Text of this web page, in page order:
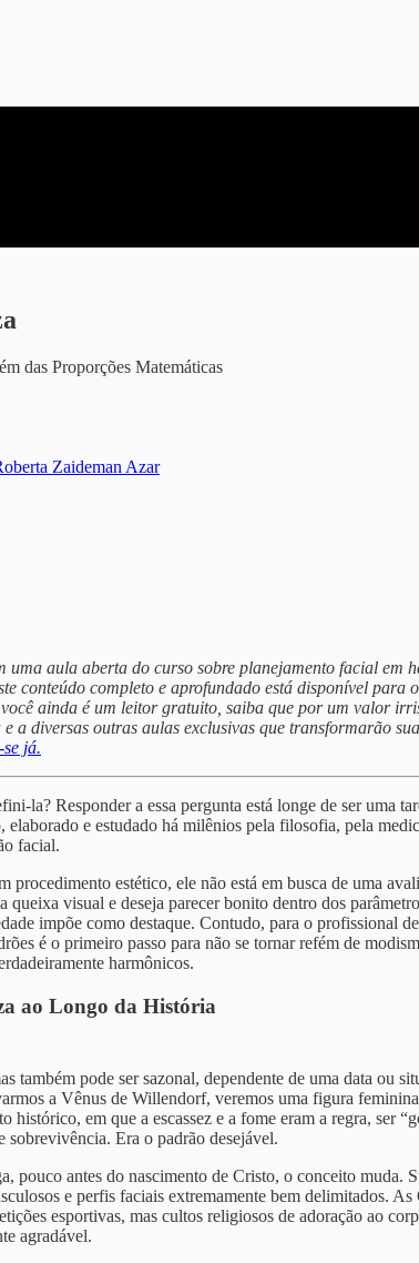
das Proporções Matemáticas
Zaideman Azar
uma aula aberta do curso sobre planejamento facial em
conteúdo completo e aprofundado está disponível para
você ainda é um leitor gratuito, saiba que por um valor
e a diversas outras aulas exclusivas que transformarão
já.
la? Responder a essa pergunta está longe de ser uma
elaborado e estudado há milênios pela filosofia, pela
facial.
procedimento estético, ele não está em busca de uma
queixa visual e deseja parecer bonito dentro dos
impõe como destaque. Contudo, para o profissional
é o primeiro passo para não se tornar refém de
harmônicos.
ao Longo da História
também pode ser sazonal, dependente de uma data ou
a Vênus de Willendorf, veremos uma figura
histórico, em que a escassez e a fome eram a regra, ser
sobrevivência. Era o padrão desejável.
pouco antes do nascimento de Cristo, o conceito muda.
e perfis faciais extremamente bem delimitados. As
esportivas, mas cultos religiosos de adoração ao
agradável.